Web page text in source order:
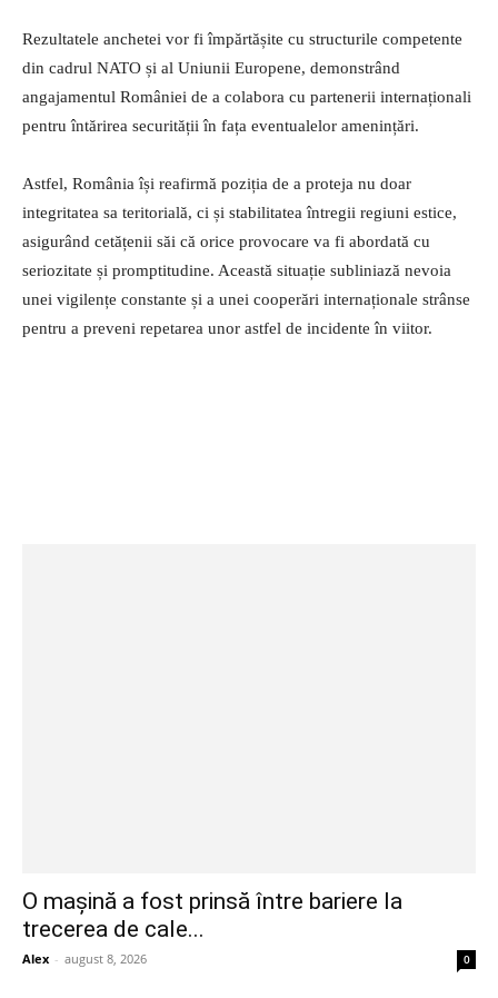
Rezultatele anchetei vor fi împărtășite cu structurile competente
din cadrul NATO și al Uniunii Europene, demonstrând
angajamentul României de a colabora cu partenerii internaționali
pentru întărirea securității în fața eventualelor amenințări.
Astfel, România își reafirmă poziția de a proteja nu doar
integritatea sa teritorială, ci și stabilitatea întregii regiuni estice,
asigurând cetățenii săi că orice provocare va fi abordată cu
seriozitate și promptitudine. Această situație subliniază nevoia
unei vigilențe constante și a unei cooperări internaționale strânse
pentru a preveni repetarea unor astfel de incidente în viitor.
O mașină a fost prinsă între bariere la
trecerea de cale...
Alex - august 8, 2026 0